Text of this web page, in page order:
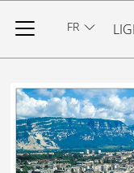
Ignorer et passer au
FR